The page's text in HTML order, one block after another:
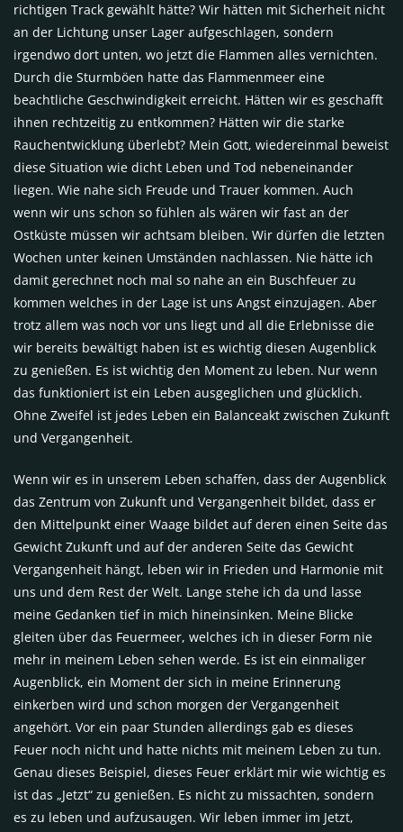
richtigen Track gewählt hätte? Wir hätten mit Sicherheit nicht
an der Lichtung unser Lager aufgeschlagen, sondern
irgendwo dort unten, wo jetzt die Flammen alles vernichten.
Durch die Sturmböen hatte das Flammenmeer eine
beachtliche Geschwindigkeit erreicht. Hätten wir es geschafft
ihnen rechtzeitig zu entkommen? Hätten wir die starke
Rauchentwicklung überlebt? Mein Gott, wiedereinmal beweist
diese Situation wie dicht Leben und Tod nebeneinander
liegen. Wie nahe sich Freude und Trauer kommen. Auch
wenn wir uns schon so fühlen als wären wir fast an der
Ostküste müssen wir achtsam bleiben. Wir dürfen die letzten
Wochen unter keinen Umständen nachlassen. Nie hätte ich
damit gerechnet noch mal so nahe an ein Buschfeuer zu
kommen welches in der Lage ist uns Angst einzujagen. Aber
trotz allem was noch vor uns liegt und all die Erlebnisse die
wir bereits bewältigt haben ist es wichtig diesen Augenblick
zu genießen. Es ist wichtig den Moment zu leben. Nur wenn
das funktioniert ist ein Leben ausgeglichen und glücklich.
Ohne Zweifel ist jedes Leben ein Balanceakt zwischen Zukunft
und Vergangenheit.
Wenn wir es in unserem Leben schaffen, dass der Augenblick
das Zentrum von Zukunft und Vergangenheit bildet, dass er
den Mittelpunkt einer Waage bildet auf deren einen Seite das
Gewicht Zukunft und auf der anderen Seite das Gewicht
Vergangenheit hängt, leben wir in Frieden und Harmonie mit
uns und dem Rest der Welt. Lange stehe ich da und lasse
meine Gedanken tief in mich hineinsinken. Meine Blicke
gleiten über das Feuermeer, welches ich in dieser Form nie
mehr in meinem Leben sehen werde. Es ist ein einmaliger
Augenblick, ein Moment der sich in meine Erinnerung
einkerben wird und schon morgen der Vergangenheit
angehört. Vor ein paar Stunden allerdings gab es dieses
Feuer noch nicht und hatte nichts mit meinem Leben zu tun.
Genau dieses Beispiel, dieses Feuer erklärt mir wie wichtig es
ist das „Jetzt“ zu genießen. Es nicht zu missachten, sondern
es zu leben und aufzusaugen. Wir leben immer im Jetzt,